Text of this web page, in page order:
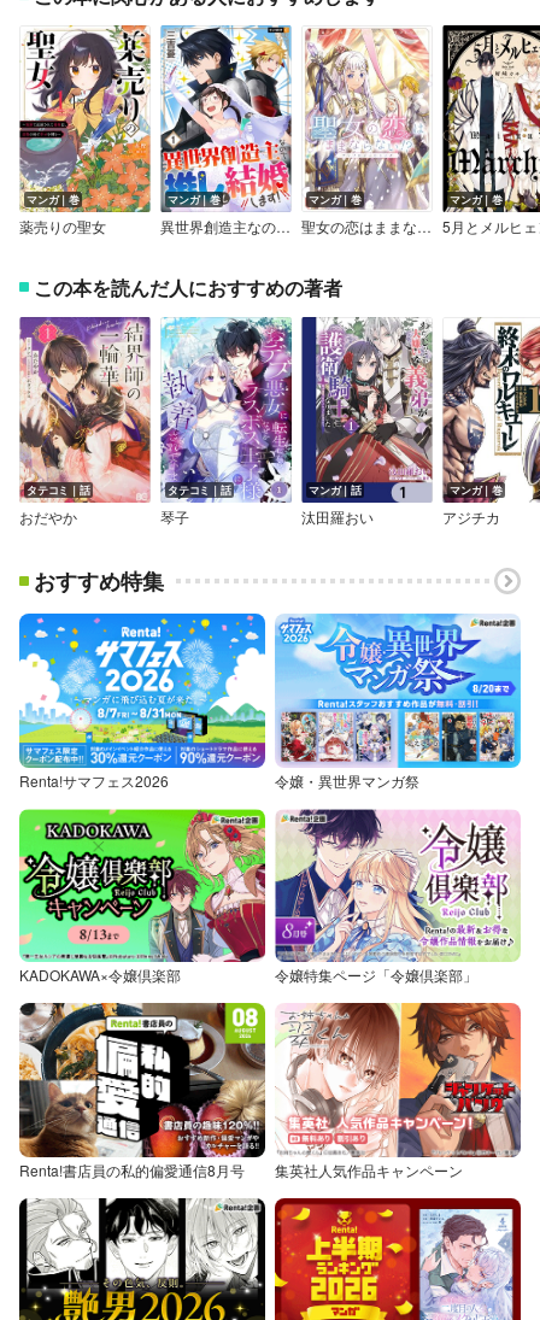
マンガ｜巻
薬売りの聖女
マンガ｜巻
異世界創造主なので推しと結婚します！
マンガ｜巻
聖女の恋はままならない！？アンソロジーコミック
マンガ｜巻
5月とメルヒ
この本を読んだ人におすすめの著者
タテコミ｜話
おだやか
タテコミ｜話
琴子
マンガ｜話
汰田羅おい
マンガ｜巻
アジチカ
おすすめ特集
Renta!サマフェス2026 令嬢・異世界マンガ祭
KADOKAWA×令嬢倶楽部 令嬢特集ページ「令嬢倶楽部」
Renta!書店員の私的偏愛通信8月号 集英社人気作品キャンペーン